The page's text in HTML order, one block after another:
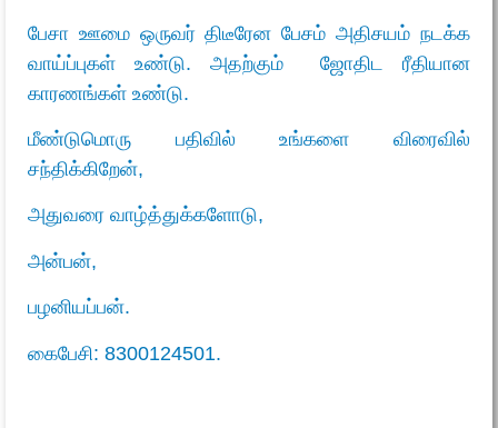
பேசா ஊமை ஒருவர் திடீரேன பேசம் அதிசயம் நடக்க
வாய்ப்புகள் உண்டு. அதற்கும் ஜோதிட ரீதியான
காரணங்கள் உண்டு.
மீண்டுமொரு பதிவில் உங்களை விரைவில்
சந்திக்கிறேன்,
அதுவரை வாழ்த்துக்களோடு,
அன்பன்,
பழனியப்பன்.
கைபேசி: 8300124501.